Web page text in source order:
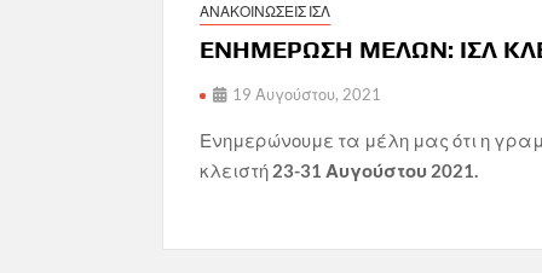
ΑΝΑΚΟΙΝΩΣΕΙΣ ΙΣΛ
ΕΝΗΜΕΡΩΣΗ ΜΕΛΩΝ: ΙΣΛ
19 Αυγούστου, 2021
Ενημερώνουμε τα μέλη μας ότι η
κλειστή 23-31 Αυγούστου 2021.